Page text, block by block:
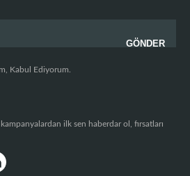
Kabul Ediyorum.
ilk sen haberdar ol, fırsatları